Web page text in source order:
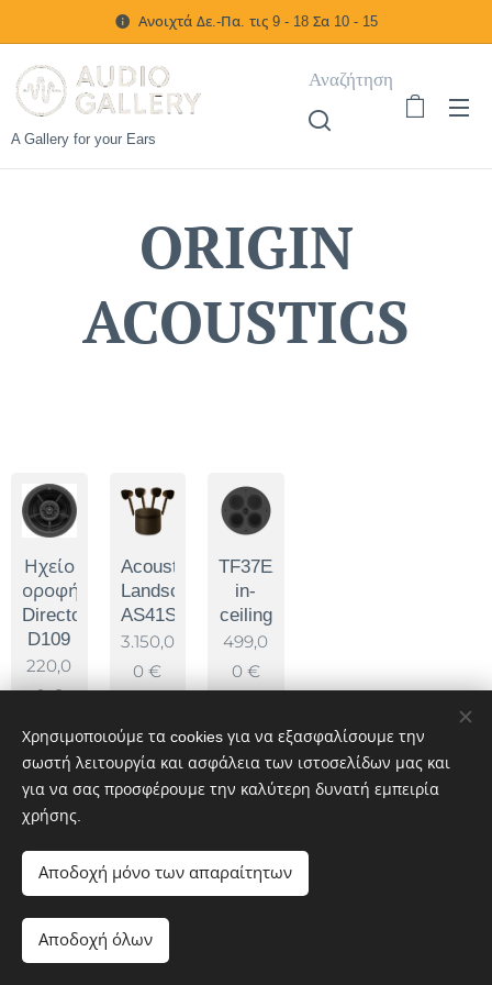
Ανοιχτά Δε.-Πα. τις 9 - 18 Σα 10 - 15
A Gallery for your Ears
Αναζήτηση
ORIGIN
ACOUSTICS
Ηχείο
οροφής
Director
D109
220,0
0€
Acoustic
Landscape
AS41SYS
3.150,0
0 €
TF37EX
in-
ceiling
499,0
0€
Cookies
Χρησιμοποιούμε τα cookies για να εξασφαλίσουμε την
σωστή λειτουργία και ασφάλεια των ιστοσελίδων μας και
για να σας προσφέρουμε την καλύτερη δυνατή εμπειρία
χρήσης.
Αποδοχή μόνο των απαραίτητων
Αποδοχή όλων